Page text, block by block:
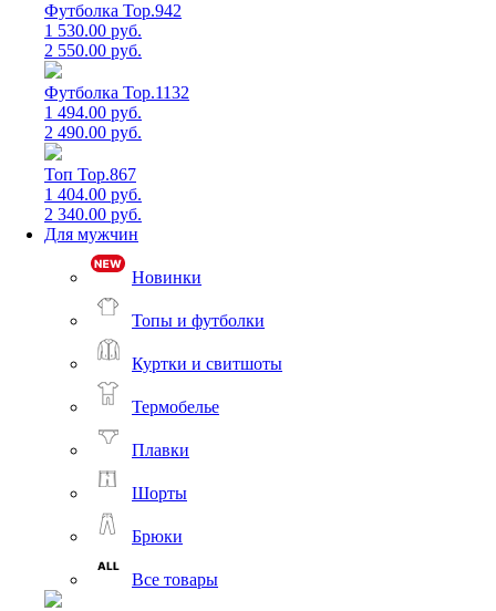
Футболка Top.942
1 530.00 руб.
2 550.00 руб.
Футболка Top.1132
1 494.00 руб.
2 490.00 руб.
Топ Top.867
1 404.00 руб.
2 340.00 руб.
Для мужчин
Новинки
Топы и футболки
Куртки и свитшоты
Термобелье
Плавки
Шорты
Брюки
Все товары